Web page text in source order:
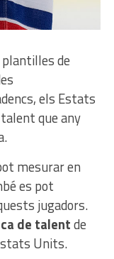
plantilles de
els Estats
que any
mesurar en
es pot
jugadors.
de talentde
Units.